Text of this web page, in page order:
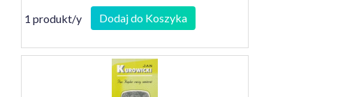
1 produkt/y Dodaj do Koszyka